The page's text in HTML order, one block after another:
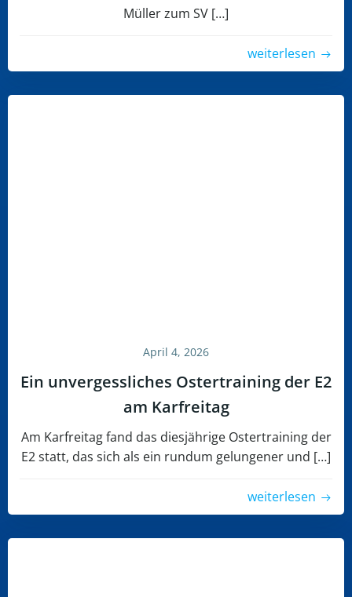
Müller zum SV […]
weiterlesen
April 4, 2026
Ein unvergessliches Ostertraining der E2
am Karfreitag
Am Karfreitag fand das diesjährige Ostertraining der
E2 statt, das sich als ein rundum gelungener und […]
weiterlesen